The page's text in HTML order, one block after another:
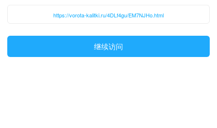
https://vorota-kalitki.ru/4DLf4gu/EM7NJHo.html
继续访问